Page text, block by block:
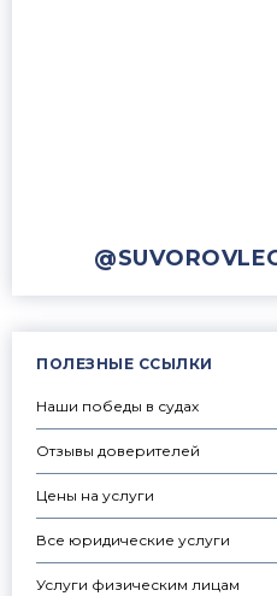
ПОЛЕЗНЫЕ ССЫЛКИ
Наши победы в судах
Отзывы доверителей
Цены на услуги
Все юридические услуги
Услуги физическим лицам